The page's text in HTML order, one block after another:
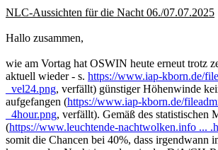
NLC-Aussichten für die Nacht 06./07.07.2025
Hallo zusammen,
wie am Vortag hat OSWIN heute erneut trotz
aktuell wieder - s. https://www.iap-kborn.de/
_vel24.png, verfällt) günstiger Höhenwinde
aufgefangen (https://www.iap-kborn.de/
_4hour.png, verfällt). Gemäß des statistischen
(https://www.leuchtende-nachtwolken.info ...
somit die Chancen bei 40%, dass irgendwann